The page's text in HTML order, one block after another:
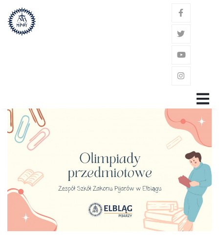
GŁÓWNA
ZAKON
ŚW. JÓZEF KALASANCJUSZ
POWOŁANIE
GDZIE JESTEŚMY?
ZDJĘCIA